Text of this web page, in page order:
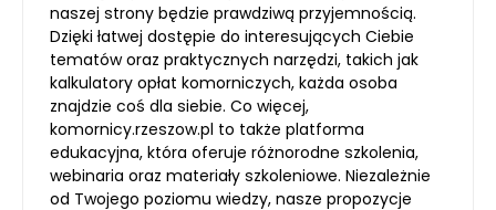
naszej strony będzie prawdziwą przyjemnością.
Dzięki łatwej dostępie do interesujących Ciebie
tematów oraz praktycznych narzędzi, takich jak
kalkulatory opłat komorniczych, każda osoba
znajdzie coś dla siebie. Co więcej,
komornicy.rzeszow.pl to także platforma
edukacyjna, która oferuje różnorodne szkolenia,
webinaria oraz materiały szkoleniowe. Niezależnie
od Twojego poziomu wiedzy, nasze propozycje